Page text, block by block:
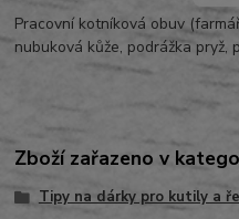
Pracovní kotníková obuv
nubuková kůže, podrážka pryž,
Zboží zařazeno v
Tipy na dárky pro kutily a